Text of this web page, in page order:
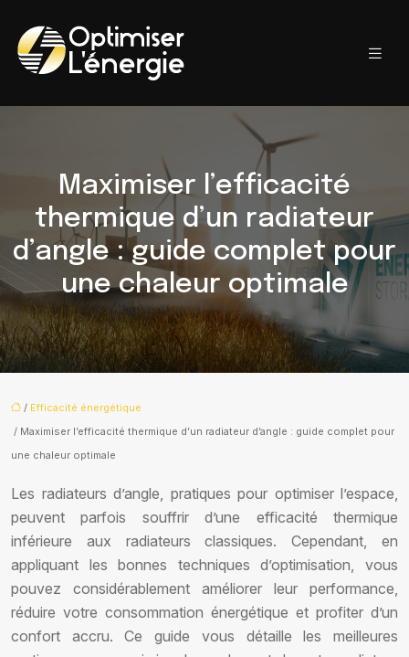
Maximiser l’efficacité
thermique d’un radiateur
d’angle : guide complet pour
une chaleur optimale
/ Efficacité énergétique
/ Maximiser l’efficacité thermique d’un radiateur d’angle : guide complet pour
une chaleur optimale
Les radiateurs d’angle, pratiques pour optimiser l’espace,
peuvent parfois souffrir d’une efficacité thermique
inférieure aux radiateurs classiques. Cependant, en
appliquant les bonnes techniques d’optimisation, vous
pouvez considérablement améliorer leur performance,
réduire votre consommation énergétique et profiter d’un
confort accru. Ce guide vous détaille les meilleures